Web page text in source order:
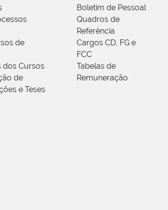
de
dos Cursos
de
e Teses
Boletim de Pessoal
Quadros de
Referência
Cargos CD, FG e
FCC
Tabelas de
Remuneração